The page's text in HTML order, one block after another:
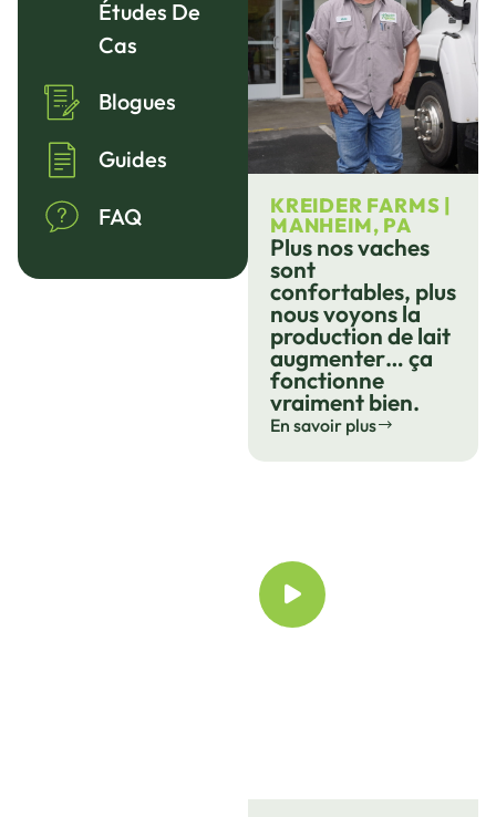
Études De
Cas
Blogues
Guides
FAQ KREIDER FARMS |
MANHEIM, PA
Plus nos vaches
sont
confortables, plus
nous voyons la
production de lait
augmenter… ça
fonctionne
vraiment bien.
En savoir plus